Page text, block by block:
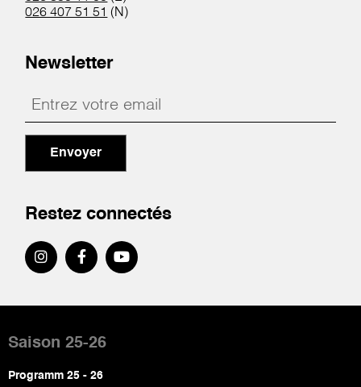
026 407 51 51 (N)
Newsletter
Envoyer
Restez connectés
de
page
Saison 25-26
Programm 25 - 26